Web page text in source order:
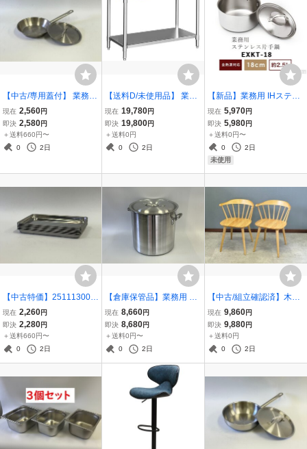
【中古/専用蓋付】 業務用
ステンレスフライパン 20
cm 蓋セット フタ付き IH
対応 直火対応 フライパン
おしゃれ かっこいい プロ
現在 2,560円
即決 2,580円
＋送料660円〜
0
2日
【送料D/未使用品】 業務
用 無垢 天板 作業台 調理
台 1200×600×800 無垢 ワ
ークテーブル 木製 ステン
レス おしゃれ 231024002
現在 19,780円
即決 19,800円
＋送料0円
0
2日
【新品】業務用 IHステン
レス片手鍋18cm
現在 5,970円
即決 5,980円
＋送料0円〜
0
2日
未使用
【中古特価】251113009
業務用 ステンレスバット
10枚セット 25.7×18×2cm
浅型 ステンレスバット 角
バット ステンレス 中古
現在 2,260円
即決 2,280円
＋送料660円〜
0
2日
【倉庫保管品】業務用 ア
ルミ寸胴鍋 36cm (蓋付き)
ガス 直火 両手鍋 アルミ鍋
寸胴鍋 業務用 ★一点物 2
51014011
現在 8,660円
即決 8,680円
＋送料0円〜
0
2日
【中古/組立確認済】木製
ダイニングチェア 組立式
ウィンザーチェア ナチュ
ラル 2脚セット SC-603
おしゃれ 北欧 椅子 25052
現在 9,860円
即決 9,880円
＋送料0円
0
2日